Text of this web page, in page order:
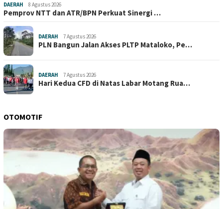
DAERAH 8 Agustus 2026
Pemprov NTT dan ATR/BPN Perkuat Sinergi …
DAERAH 7 Agustus 2026
PLN Bangun Jalan Akses PLTP Mataloko, Pe…
DAERAH 7 Agustus 2026
Hari Kedua CFD di Natas Labar Motang Rua…
OTOMOTIF